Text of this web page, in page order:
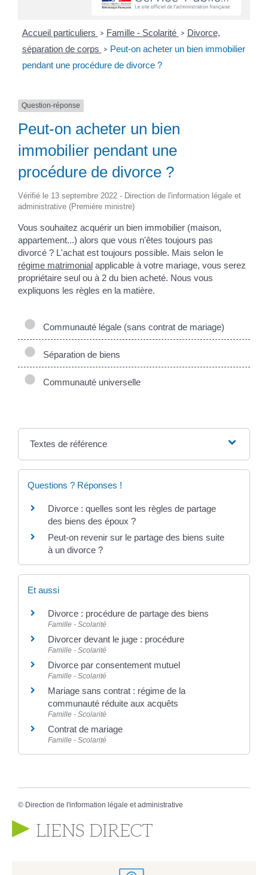
Accueil particuliers > Famille - Scolarité > Divorce,
séparation de corps > Peut-on acheter un bien immobilier
pendant une procédure de divorce ?
Question-réponse
Peut-on acheter un bien
immobilier pendant une
procédure de divorce ?
Vérifié le 13 septembre 2022 - Direction de l'information légale et
administrative (Première ministre)
Vous souhaitez acquérir un bien immobilier (maison,
appartement...) alors que vous n'êtes toujours pas
divorcé ? L'achat est toujours possible. Mais selon le
régime matrimonial applicable à votre mariage, vous serez
propriétaire seul ou à 2 du bien acheté. Nous vous
expliquons les règles en la matière.
Communauté légale (sans contrat de mariage)
Séparation de biens
Communauté universelle
Textes de référence
Questions ? Réponses !
Divorce : quelles sont les règles de partage
des biens des époux ?
Peut-on revenir sur le partage des biens suite
à un divorce ?
Et aussi
Divorce : procédure de partage des biens
Famille - Scolarité
Divorcer devant le juge : procédure
Famille - Scolarité
Divorce par consentement mutuel
Famille - Scolarité
Mariage sans contrat : régime de la
communauté réduite aux acquêts
Famille - Scolarité
Contrat de mariage
Famille - Scolarité
© Direction de l'information légale et administrative
LIENS DIRECT